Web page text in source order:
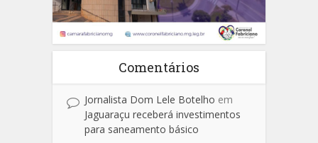
Comentários
Jornalista Dom Lele Botelho em
Jaguaraçu receberá investimentos
para saneamento básico